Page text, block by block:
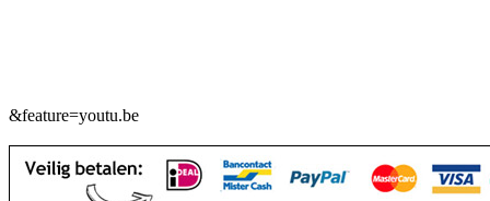
&feature=youtu.be